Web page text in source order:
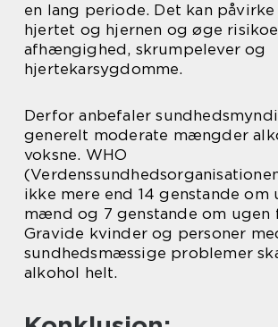
en lang periode. Det kan påvirke
hjertet og hjernen og øge
afhængighed, skrumpelever og
hjertekarsygdomme.
Derfor anbefaler
generelt moderate mængder
voksne. WHO
ikke mere end 14 genstande om
mænd og 7 genstande om ugen
Gravide kvinder og personer
sundhedsmæssige problemer
alkohol helt.